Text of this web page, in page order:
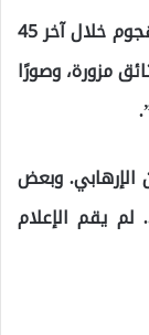
وقال إنجه في مؤتمر صحفي “ما رأيته من هجوم خلال آخر 45
وثائق مزورة، وصورًا
الإرهابي. وبعض
لم يقم الإعلام